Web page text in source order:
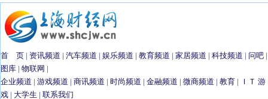
首 页 | 资讯频道 | 汽车频道 | 娱乐频道 | 教育频道 | 家居频道 | 科技频道 | 问吧 |
图库 | 物联网 |
企业频道 | 游戏频道 | 商讯频道 | 时尚频道 | 金融频道 | 微商频道 | 教育 | ＩＴ 游
戏 | 大学生 | 联系我们